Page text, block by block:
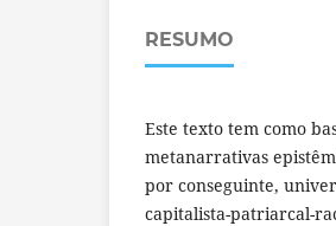
RESUMO
Este texto tem como
metanarrativas
por conseguinte,
capitalista-patriarcal-